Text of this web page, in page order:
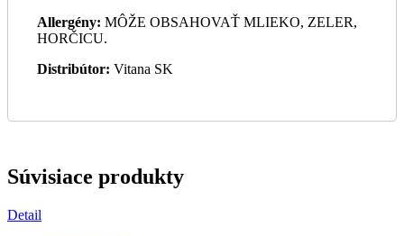
Allergény: MÔŽE OBSAHOVAŤ MLIEKO, ZELER,
HORČICU.
Distribútor: Vitana SK
Súvisiace produkty
Detail